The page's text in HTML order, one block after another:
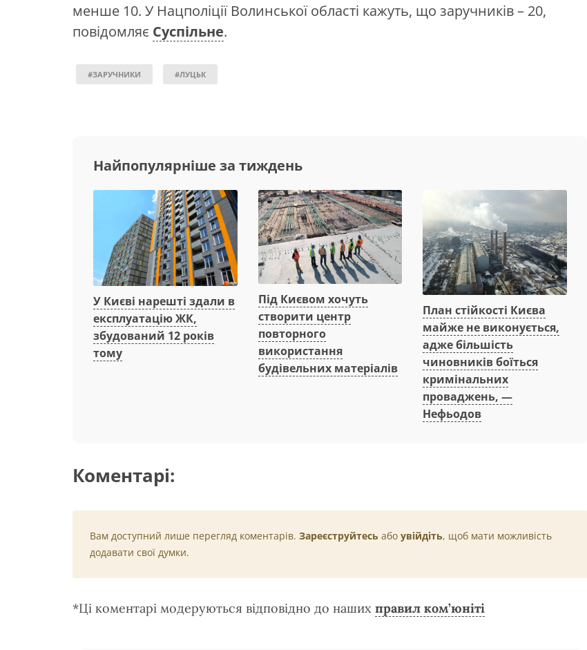
менше 10. У Нацполіції Волинської області кажуть, що заручників – 20,
повідомляє Суспільне.
#ЗАРУЧНИКИ #ЛУЦЬК
Найпопулярніше за тиждень
У Києві нарешті здали в
експлуатацію ЖК,
збудований 12 років
тому
Під Києвом хочуть
створити центр
повторного
використання
будівельних матеріалів
План стійкості Києва
майже не виконується,
адже більшість
чиновників боїться
кримінальних
проваджень, —
Нефьодов
Коментарі:
Вам доступний лише перегляд коментарів. Зареєструйтесь або увійдіть, щоб мати можливість
додавати свої думки.
*Ці коментарі модеруються відповідно до наших правил ком’юніті